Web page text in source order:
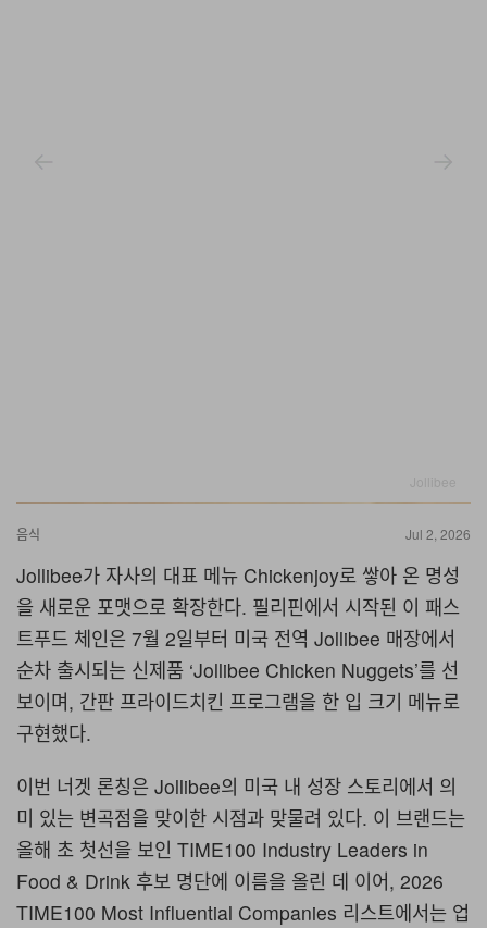
음식 Jul 2, 2026
Jollibee가 자사의 대표 메뉴 Chickenjoy로 쌓아 온 명성
을 새로운 포맷으로 확장한다. 필리핀에서 시작된 이 패스
트푸드 체인은 7월 2일부터 미국 전역 Jollibee 매장에서
순차 출시되는 신제품 ‘Jollibee Chicken Nuggets’를 선
보이며, 간판 프라이드치킨 프로그램을 한 입 크기 메뉴로
구현했다.
이번 너겟 론칭은 Jollibee의 미국 내 성장 스토리에서 의
미 있는 변곡점을 맞이한 시점과 맞물려 있다. 이 브랜드는
올해 초 첫선을 보인 TIME100 Industry Leaders in
Food & Drink 후보 명단에 이름을 올린 데 이어, 2026
TIME100 Most Influential Companies 리스트에서는 업